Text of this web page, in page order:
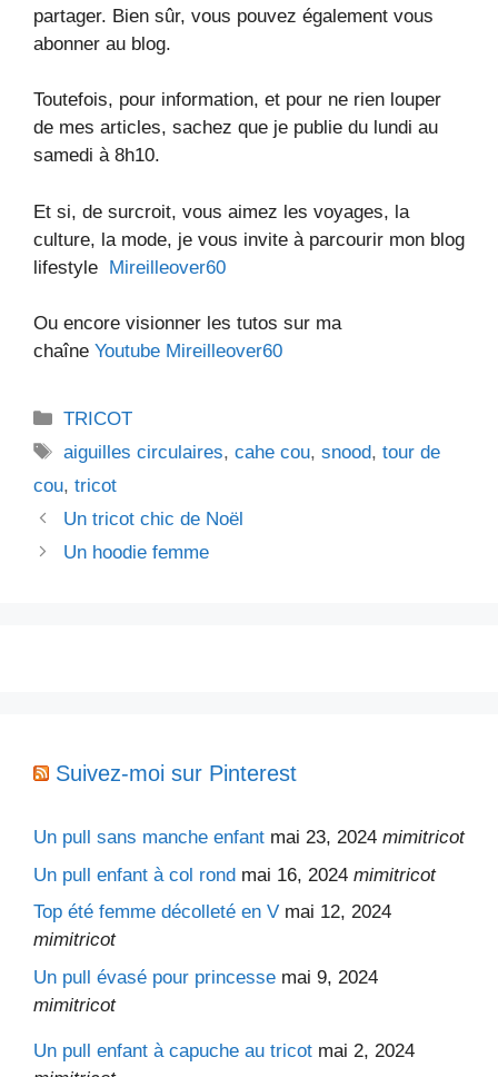
partager. Bien sûr, vous pouvez également vous
abonner au blog.
Toutefois, pour information, et pour ne rien louper
de mes articles, sachez que je publie du lundi au
samedi à 8h10.
Et si, de surcroit, vous aimez les voyages, la
culture, la mode, je vous invite à parcourir mon blog
lifestyle Mireilleover60
Ou encore visionner les tutos sur ma
chaîne Youtube Mireilleover60
Catégories
TRICOT
Étiquettes
aiguilles circulaires,cahe cou,snood,tour de
cou, tricot
Un tricot chic de Noël
Un hoodie femme
Suivez-moi sur Pinterest
Un pull sans manche enfant mai 23, 2024 mimitricot
Un pull enfant à col rond mai 16, 2024 mimitricot
Top été femme décolleté en V mai 12, 2024
mimitricot
Un pull évasé pour princesse mai 9, 2024
mimitricot
Un pull enfant à capuche au tricot mai 2, 2024